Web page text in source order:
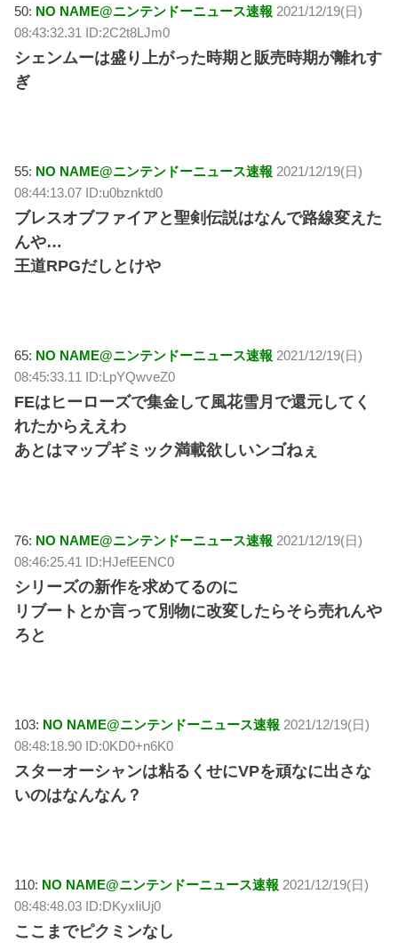
50: NO NAME@ニンテンドーニュース速報 2021/12/19(日)
08:43:32.31 ID:2C2t8LJm0
シェンムーは盛り上がった時期と販売時期が離れす
ぎ
55: NO NAME@ニンテンドーニュース速報 2021/12/19(日)
08:44:13.07 ID:u0bznktd0
ブレスオブファイアと聖剣伝説はなんで路線変えた
んや…
王道RPGだしとけや
65: NO NAME@ニンテンドーニュース速報 2021/12/19(日)
08:45:33.11 ID:LpYQwveZ0
FEはヒーローズで集金して風花雪月で還元してく
れたからええわ
あとはマップギミック満載欲しいンゴねぇ
76: NO NAME@ニンテンドーニュース速報 2021/12/19(日)
08:46:25.41 ID:HJefEENC0
シリーズの新作を求めてるのに
リブートとか言って別物に改変したらそら売れんや
ろと
103: NO NAME@ニンテンドーニュース速報 2021/12/19(日)
08:48:18.90 ID:0KD0+n6K0
スターオーシャンは粘るくせにVPを頑なに出さな
いのはなんなん？
110: NO NAME@ニンテンドーニュース速報 2021/12/19(日)
08:48:48.03 ID:DKyxIiUj0
ここまでピクミンなし